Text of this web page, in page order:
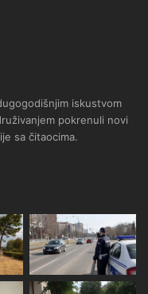
iskustvom
pokrenuli novi
sa čitaocima.